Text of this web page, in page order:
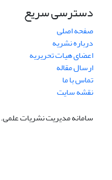
دسترسی سریع
صفحه اصلی
درباره نشریه
اعضای هیات تحریریه
ارسال مقاله
تماس با ما
نقشه سایت
سامانه مدیریت نشریات علمی.